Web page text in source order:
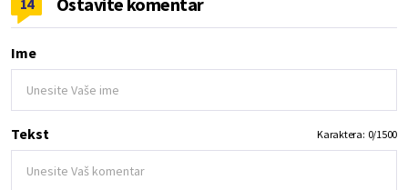
14
Ime
Tekst Karaktera: 0/1500